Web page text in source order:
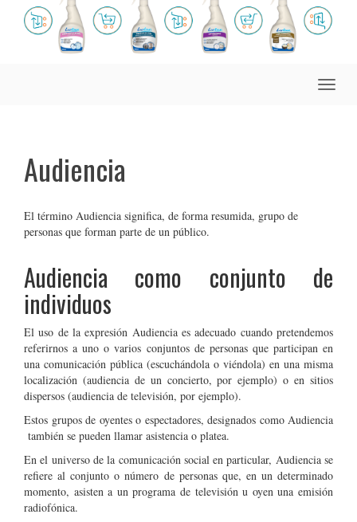
Toggle
Audiencia
El término Audiencia significa, de forma resumida, grupo de
personas que forman parte de un público.
Audiencia como conjunto de
individuos
El uso de la expresión Audiencia es adecuado cuando pretendemos
referirnos a uno o varios conjuntos de personas que participan en
una comunicación pública (escuchándola o viéndola) en una misma
localización (audiencia de un concierto, por ejemplo) o en sitios
dispersos (audiencia de televisión, por ejemplo).
Estos grupos de oyentes o espectadores, designados como Audiencia
también se pueden llamar asistencia o platea.
En el universo de la comunicación social en particular, Audiencia se
refiere al conjunto o número de personas que, en un determinado
momento, asisten a un programa de televisión u oyen una emisión
radiofónica.